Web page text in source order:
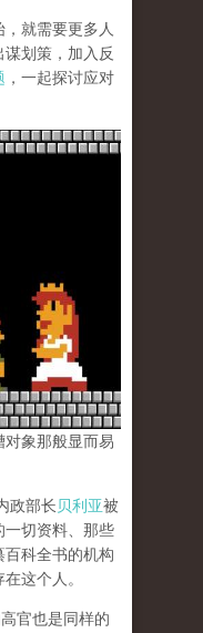
就需要更多人
划策，加入反
，一起探讨应对
对象那般显而易
政部长贝利亚被
一切资料、那些
百科全书的机构
这个人。
官也是同样的